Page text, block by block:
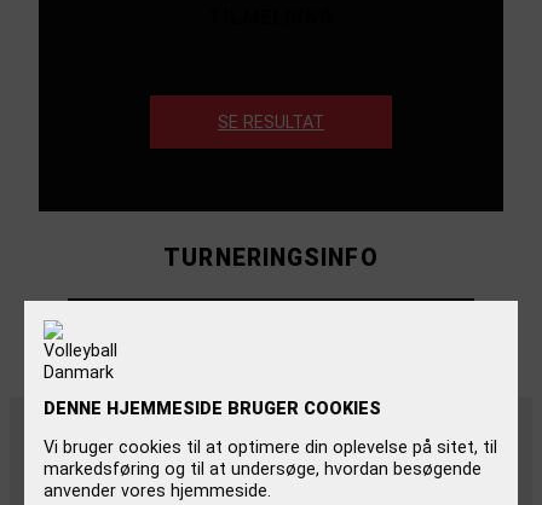
SE RESULTAT
TURNERINGSINFO
250 kr.
DENNE HJEMMESIDE BRUGER COOKIES
Vi bruger cookies til at optimere din oplevelse på sitet, til
markedsføring og til at undersøge, hvordan besøgende
anvender vores hjemmeside.